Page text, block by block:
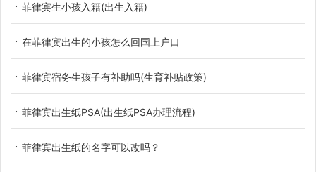
菲律宾生小孩入籍(出生入籍)
在菲律宾出生的小孩怎么回国上户口
菲律宾宿务生孩子有补助吗(生育补贴政策)
菲律宾出生纸PSA(出生纸PSA办理流程)
菲律宾出生纸的名字可以改吗？